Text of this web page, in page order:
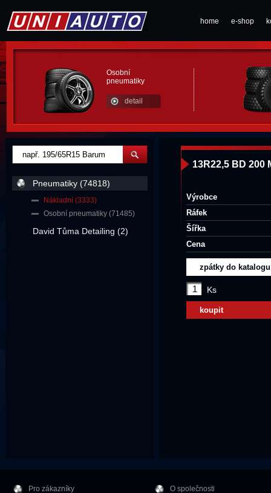
home e-shop
Osobní
pneumatiky
detail
13R22,5 BD 200
Výrobce
Ráfek
Šířka
Cena
zpátky do katalogu
Ks
koupit
Pneumatiky (74818)
Nákladní (3333)
Osobní pneumatiky (71485)
David Tůma Detailing (2)
Pro zákazníky O společnosti